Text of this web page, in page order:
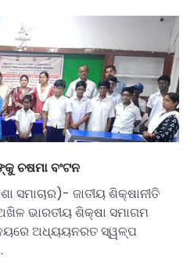
ଚଷମା ବଂଟନ
ସମାଚାର)- ଜାତୀୟ ଶିକ୍ଷାନୀତି
ଭାରତୀୟ ଶିକ୍ଷା ସମାଗମ
ଅଧ୍ୟୟନରତ ସ୍ୱଳ୍ପ